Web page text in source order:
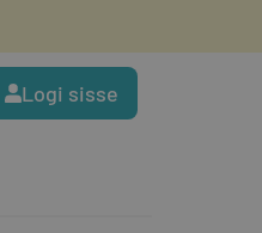
Logi sisse